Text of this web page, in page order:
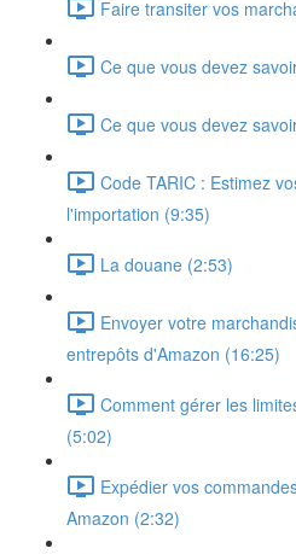
Faire transiter vos
Ce que vous devez
Ce que vous devez
Code TARIC : Estimez
l'importation (9:35)
La douane (2:53)
Envoyer votre
entrepôts d'Amazon (16:25)
Comment gérer les
(5:02)
Expédier vos
Amazon (2:32)